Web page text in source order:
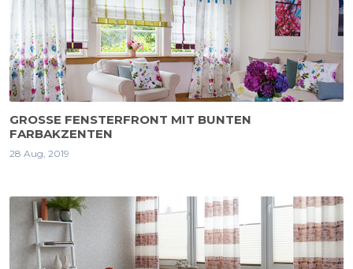
GROSSE FENSTERFRONT MIT BUNTEN F
ARBAKZENTEN
28 Aug, 2019